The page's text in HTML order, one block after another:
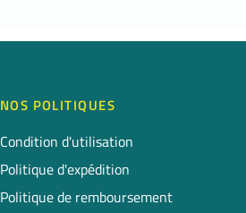
NOS POLITIQUES
Condition d'utilisation
Politique d'expédition
Politique de remboursement